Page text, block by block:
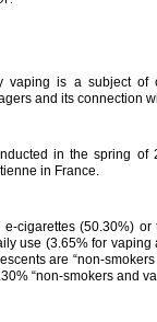
vaping is a subject of
and its connection
in the spring
in France.
cigarettes (50.30%)
use (3.65% for
are “non-
“non-smokers and